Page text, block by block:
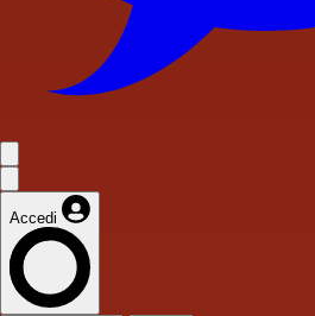
Accedi